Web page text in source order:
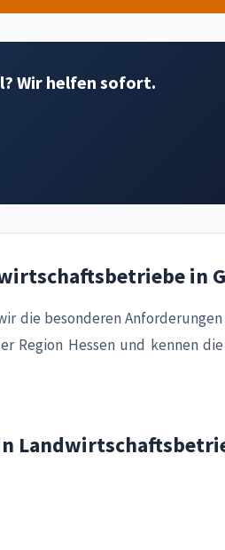
Wir helfen sofort.
in
die besonderen
Region Hessen und kennen